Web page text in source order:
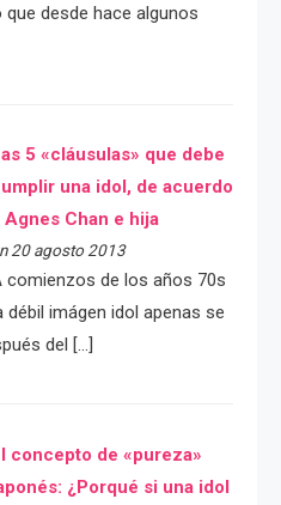
desde hace algunos
5 «cláusulas» que debe
una idol, de acuerdo
Agnes Chan e hija
20 agosto 2013
comienzos de los años 70s
débil imágen idol apenas se
del […]
concepto de «pureza»
¿Porqué si una idol